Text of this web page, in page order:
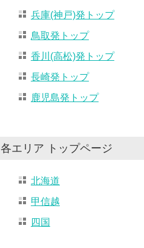
兵庫(神戸)発トップ
鳥取発トップ
香川(高松)発トップ
長崎発トップ
鹿児島発トップ
各エリア トップページ
北海道
甲信越
四国